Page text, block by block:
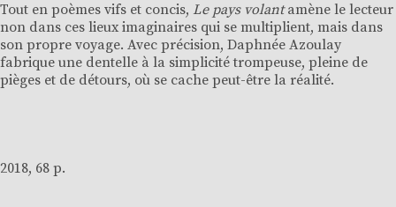
Tout en poèmes vifs et concis, Le pays volantamène le lecteur
non dans ces lieux imaginaires qui se multiplient, mais dans
son propre voyage. Avec précision, Daphnée Azoulay
fabrique une dentelle à la simplicité trompeuse, pleine de
pièges et de détours, où se cache peut-être la réalité.
2018, 68 p.